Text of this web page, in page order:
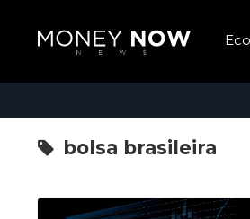
bolsa brasileira